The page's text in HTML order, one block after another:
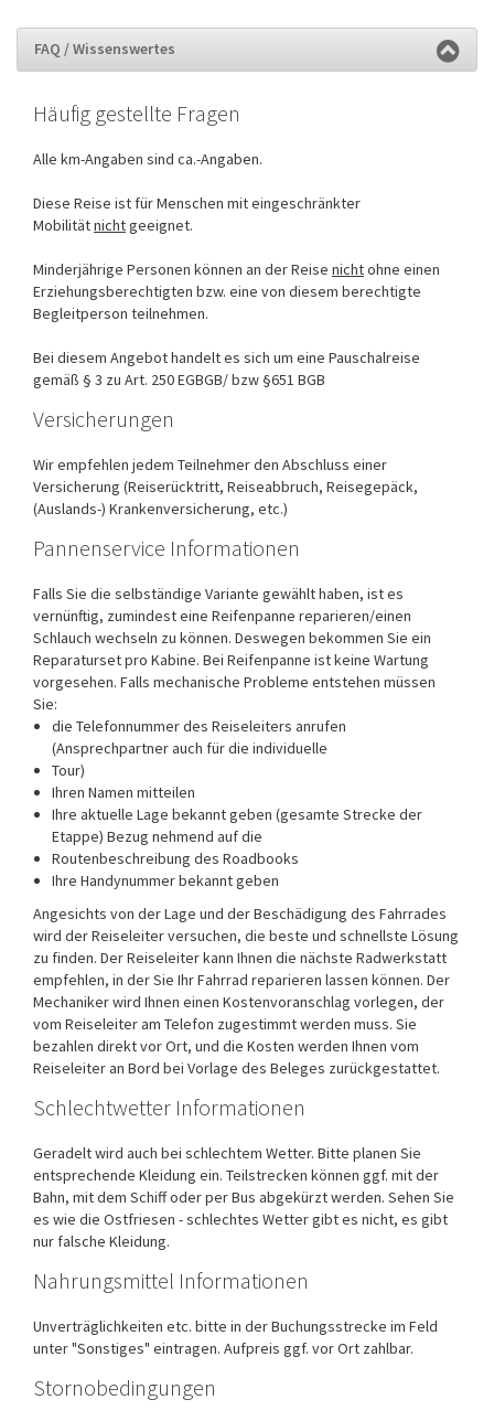
FAQ / Wissenswertes
Häufig gestellte Fragen
Alle km-Angaben sind ca.-Angaben.
Diese Reise ist für Menschen mit eingeschränkter
Mobilitätnichtgeeignet.
Minderjährige Personen können an der Reise nichtohne einen
Erziehungsberechtigten bzw. eine von diesem berechtigte
Begleitperson teilnehmen.
Bei diesem Angebot handelt es sich um eine Pauschalreise
gemäß § 3 zu Art. 250 EGBGB/ bzw §651 BGB
Versicherungen
Wir empfehlen jedem Teilnehmer den Abschluss einer
Versicherung (Reiserücktritt, Reiseabbruch, Reisegepäck,
(Auslands-) Krankenversicherung, etc.)
Pannenservice Informationen
Falls Sie die selbständige Variante gewählt haben, ist es
vernünftig, zumindest eine Reifenpanne reparieren/einen
Schlauch wechseln zu können. Deswegen bekommen Sie ein
Reparaturset pro Kabine. Bei Reifenpanne ist keine Wartung
vorgesehen. Falls mechanische Probleme entstehen müssen
Sie:
die Telefonnummer des Reiseleiters anrufen
(Ansprechpartner auch für die individuelle
Tour)
Ihren Namen mitteilen
Ihre aktuelle Lage bekannt geben (gesamte Strecke der
Etappe) Bezug nehmend auf die
Routenbeschreibung des Roadbooks
Ihre Handynummer bekannt geben
Angesichts von der Lage und der Beschädigung des Fahrrades
wird der Reiseleiter versuchen, die beste und schnellste Lösung
zu finden. Der Reiseleiter kann Ihnen die nächste Radwerkstatt
empfehlen, in der Sie Ihr Fahrrad reparieren lassen können. Der
Mechaniker wird Ihnen einen Kostenvoranschlag vorlegen, der
vom Reiseleiter am Telefon zugestimmt werden muss. Sie
bezahlen direkt vor Ort, und die Kosten werden Ihnen vom
Reiseleiter an Bord bei Vorlage des Beleges zurückgestattet.
Schlechtwetter Informationen
Geradelt wird auch bei schlechtem Wetter. Bitte planen Sie
entsprechende Kleidung ein. Teilstrecken können ggf. mit der
Bahn, mit dem Schiff oder per Bus abgekürzt werden. Sehen Sie
es wie die Ostfriesen - schlechtes Wetter gibt es nicht, es gibt
nur falsche Kleidung.
Nahrungsmittel Informationen
Unverträglichkeiten etc. bitte in der Buchungsstrecke im Feld
unter "Sonstiges" eintragen. Aufpreis ggf. vor Ort zahlbar.
Stornobedingungen